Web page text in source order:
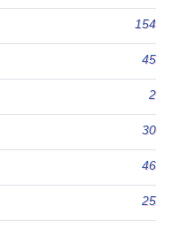
154
45
2
30
46
25